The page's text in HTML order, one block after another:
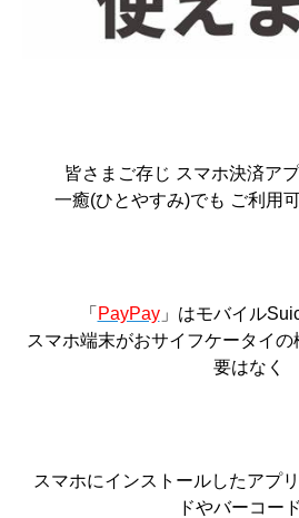
皆さまご存じ スマホ決済ア
一癒(ひとやすみ)でも ご利用
「PayPay」はモバイル
スマホ端末がおサイフケータイ
要はなく
スマホにインストールしたアプ
ドやバーコー